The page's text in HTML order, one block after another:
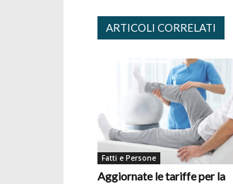
ARTICOLI CORRELATI
Fatti e Persone
Aggiornate le tariffe per la